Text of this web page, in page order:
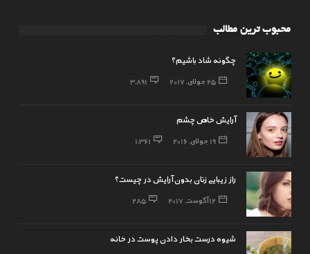
محبوب ترین مطالب
چگونه شاد باشیم؟
25 جولای, 2017 3,891
آرایش خاص چشم
19 جولای, 2016 1,361
راز زیبایی زنان بدون آرایش در چیست؟
12 آگوست, 2017 285
شیوه درست بخار دادن پوست در خانه